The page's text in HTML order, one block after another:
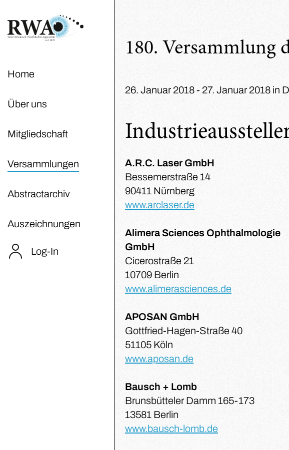
Home
Über uns
Mitgliedschaft
Versammlungen
Abstractarchiv
Auszeichnungen
Log-In
180. Versammlung
26. Januar 2018 - 27. Januar 2018 in
A.R.C. Laser GmbH
Bessemerstraße 14
90411 Nürnberg
www.arclaser.de
Alimera Sciences Ophthalmologie
GmbH
Cicerostraße 21
10709 Berlin
www.alimerasciences.de
APOSAN GmbH
Gottfried-Hagen-Straße 40
51105 Köln
www.aposan.de
Bausch + Lomb
Brunsbütteler Damm 165-173
13581 Berlin
www.bausch-lomb.de